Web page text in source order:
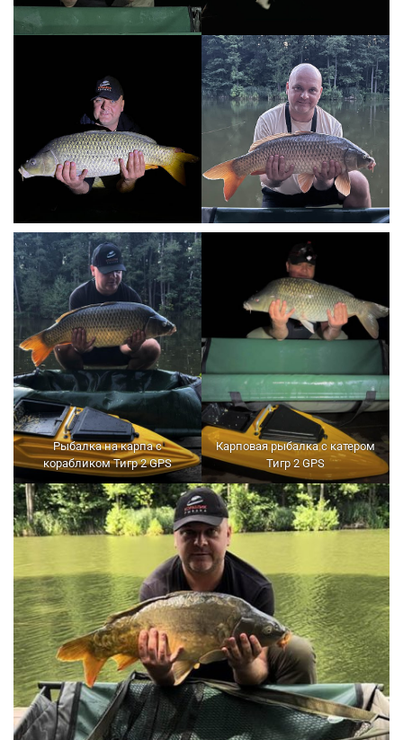
Рыбалка на карпа с
корабликом Тигр 2 GPS
Карповая рыбалка с катером
Тигр 2 GPS